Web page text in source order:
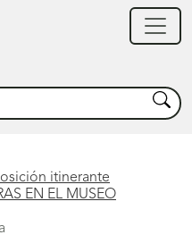
Buscar
itinerante
EN EL MUSEO